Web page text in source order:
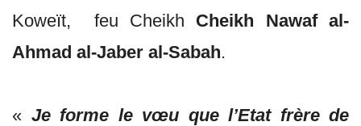
Koweït, feu Cheikh Cheikh Nawaf al-
Ahmad al-Jaber al-Sabah.
« Je forme le vœu que l’Etat frère de